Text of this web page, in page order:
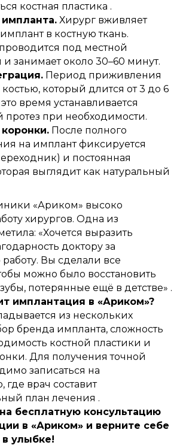
костная пластика .
импланта. Хирург вживляет
в костную ткань.
под местной
и занимает около 30–60 минут.
Период приживления
который длится от 3 до 6
время устанавливается
при необходимости.
После полного
на имплант фиксируется
и постоянная
выглядит как натуральный
«Ариком» высоко
хирургов. Одна из
«Хочется выразить
доктору за
Вы сделали все
можно было восстановить
потерянные ещё в детстве» .
имплантация в «Ариком»?
из нескольких
бренда импланта, сложность
костной пластики и
Для получения точной
записаться на
где врач составит
план лечения .
бесплатную консультацию
в «Ариком» и верните себе
в улыбке!